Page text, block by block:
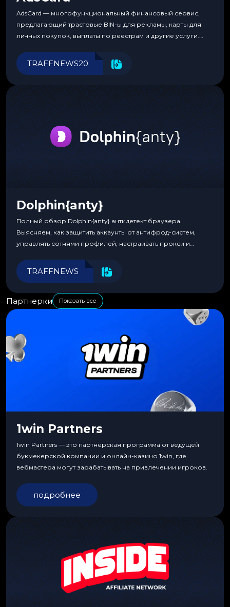
AdsCard — многофункциональный финансовый сервис,
предлагающий трастовые BIN-ы для рекламы, карты для
личных покупок, выплаты по реестрам и другие услуги.
инструменты для управления финансами.
TRAFFNEWS20
Dolphin{anty}
Полный обзор Dolphin{anty} антидетект браузера.
Выясняем, как защитить аккаунты от антифрод-систем,
управлять сотнями профилей, настраивать прокси и
эффективности.
TRAFFNEWS
Партнерки Показать все
1win Partners
1win Partners — это партнерская программа от ведущей
букмекерской компании и онлайн-казино 1win, где
вебмастера могут зарабатывать на привлечении игроков.
подробнее